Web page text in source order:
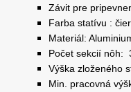
Závit pre
Farba statívu :
Materiál:
Počet sekcií nôh:
Výška zloženého
Min. pracovná